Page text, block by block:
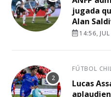
jugada
Alan
14:56,
FÚTBOL
Lucas